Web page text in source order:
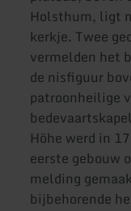
Holsthum, ligt
kerkje. Twee
vermelden het
de nisfiguur
patroonheilige
Höhe werd in
eerste gebouw
melding
bijbehorende